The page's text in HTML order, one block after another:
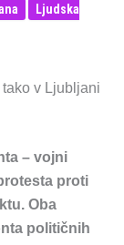
Ljudska
v Ljubljani
– vojni
proti
Oba
političnih